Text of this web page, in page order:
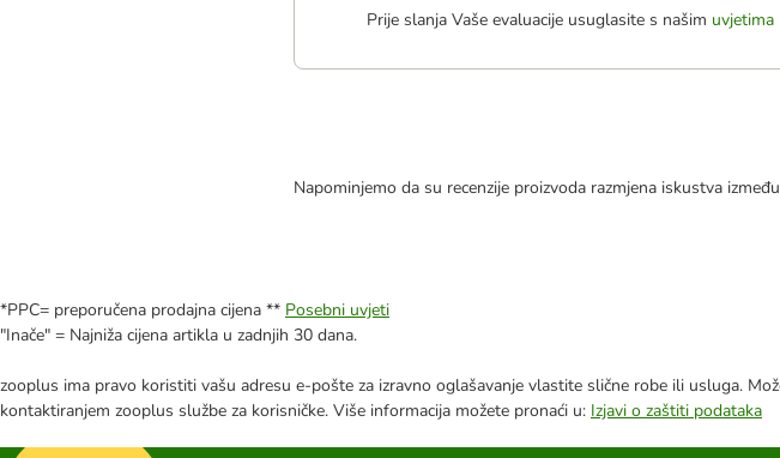
Prije slanja Vaše evaluacije usuglasite s našim uvjetima
Napominjemo da su recenzije proizvoda razmjena iskustva
*PPC= preporučena prodajna cijena ** Posebni uvjeti
"Inače" = Najniža cijena artikla u zadnjih 30 dana.
zooplus ima pravo koristiti vašu adresu e-pošte za izravno oglašavanje vlastite slične robe ili usluga.
kontaktiranjem zooplus službe za korisničke. Više informacija možete pronaći u: Izjavi o zaštiti podataka